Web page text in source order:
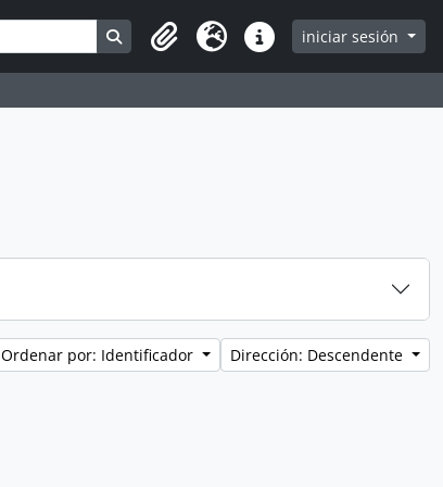
Search in browse page
Clipboard
Idioma Enlaces rápidos
iniciar sesión
Ordenar por: Identificador Dirección: Descendente